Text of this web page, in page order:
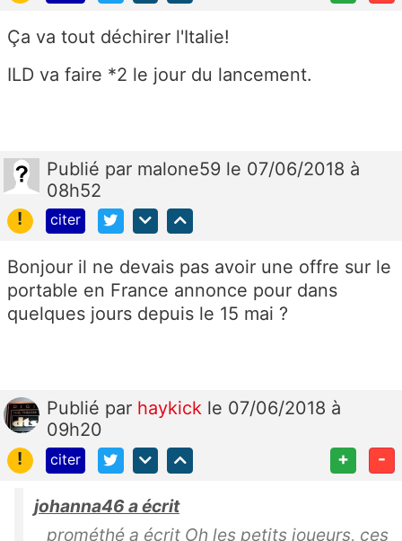
Ça va tout déchirer l'Italie!
ILD va faire *2 le jour du lancement.
Publié par malone59 le 07/06/2018 à
08h52
!
citer
Bonjour il ne devais pas avoir une offre sur le
portable en France annonce pour dans
quelques jours depuis le 15 mai ?
Publié par haykick le 07/06/2018 à
09h20
!
citer + -
johanna46 a écrit
prométhé a écrit Oh les petits joueurs, ces